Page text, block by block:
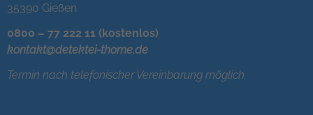
35390 Gießen
0800 – 77 222 11 (kostenlos)
kontakt@detektei-thome.de
Termin nach telefonischer Vereinbarung möglich.